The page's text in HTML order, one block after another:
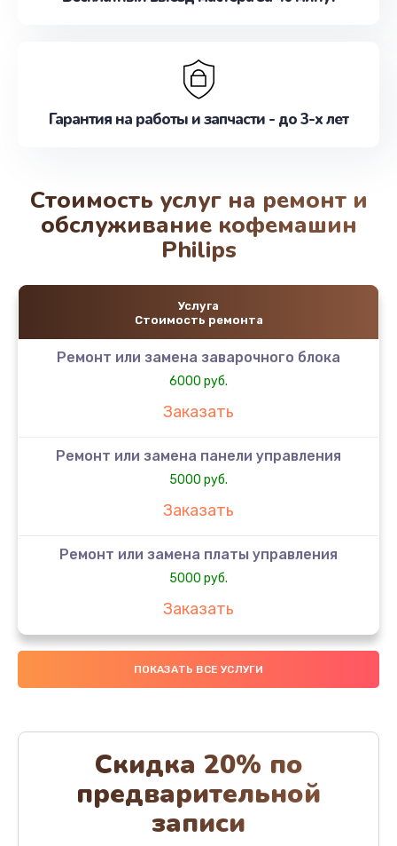
Гарантия на работы и запчасти - до 3-х лет
Стоимость услуг на ремонт и
обслуживание кофемашин
Philips
Услуга
Стоимость ремонта
Ремонт или замена заварочного блока
6000 руб.
Заказать
Ремонт или замена панели управления
5000 руб.
Заказать
Ремонт или замена платы управления
5000 руб.
Заказать
Ремонт или замена термоблока
5000 руб.
Ремонт привода варочного блока
4000 руб.
Заказать
ПОКАЗАТЬ ВСЕ УСЛУГИ
Скидка 20% по
предварительной
записи